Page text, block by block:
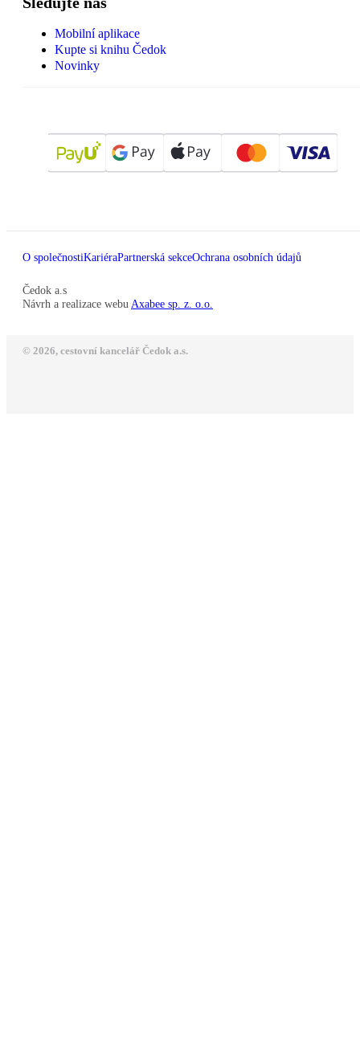
Mobilní aplikace
Kupte si knihu Čedok
Novinky
O společnostiKariéraPartnerská sekceOchrana osobních údajů
Čedok a.s
Návrh a realizace webu Axabee sp. z. o.o.
© 2026, cestovní kancelář Čedok a.s.